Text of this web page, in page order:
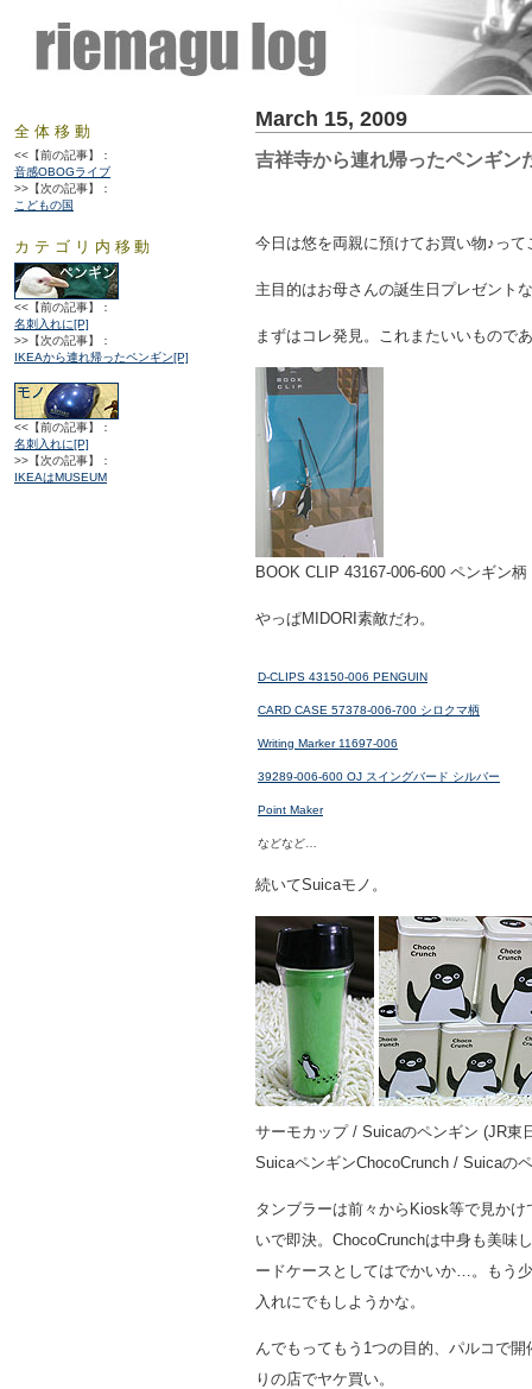
March 15, 2009
吉祥寺から連れ帰ったペンギン
今日は悠を両親に預けてお買い物♪っ
主目的はお母さんの誕生日プレゼント
まずはコレ発見。これまたいいもので
BOOK CLIP 43167-006-600 ペンギン
やっぱMIDORI素敵だわ。
D-CLIPS 43150-006 PENGUIN
CARD CASE 57378-006-700 シロクマ柄
Writing Marker 11697-006
39289-006-600 OJ スイングバード シルバー
Point Maker
などなど…
続いてSuicaモノ。
サーモカップ / Suicaのペンギン (JR東
SuicaペンギンChocoCrunch / Suicaの
タンブラーは前々からKiosk等で見か
いで即決。ChocoCrunchは中身も美味
ードケースとしてはでかいか…。もう
入れにでもしようかな。
んでもってもう1つの目的、パルコで
りの店でヤケ買い。
全体移動
<<【前の記事】：
音感OBOGライブ
>>【次の記事】：
こどもの国
カテゴリ内移動
<<【前の記事】：
名刺入れに[P]
>>【次の記事】：
IKEAから連れ帰ったペンギン[P]
<<【前の記事】：
名刺入れに[P]
>>【次の記事】：
IKEAはMUSEUM